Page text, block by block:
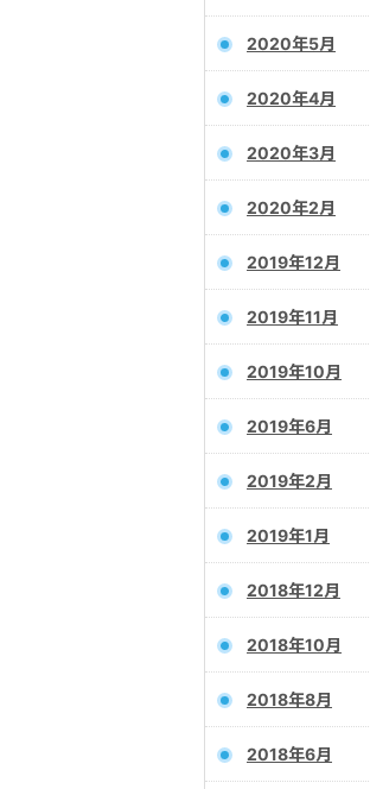
2020年5月
2020年4月
2020年3月
2020年2月
2019年12月
2019年11月
2019年10月
2019年6月
2019年2月
2019年1月
2018年12月
2018年10月
2018年8月
2018年6月